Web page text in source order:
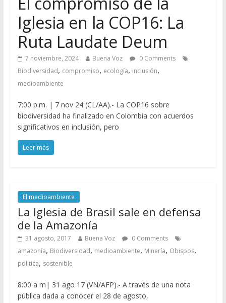
Iglesia en la COP16: La
Ruta Laudate Deum
7 noviembre, 2024 Buena Voz
0 Comments
Biodiversidad, compromiso, ecología, inclusión,
medioambiente
7:00 p.m. | 7 nov 24 (CL/AA).- La COP16 sobre
biodiversidad ha finalizado en Colombia con acuerdos
significativos en inclusión, pero
Leer más
El medioambiente
La Iglesia de Brasil sale en defensa
de la Amazonía
31 agosto, 2017 Buena Voz
0 Comments
amazonía, Biodiversidad, medioambiente, Minería, Obispos,
politica, sostenible
8:00 a m| 31 ago 17 (VN/AFP).- A través de una nota
pública dada a conocer el 28 de agosto,